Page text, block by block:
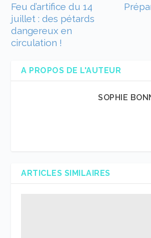
Feu d’artifice du 14
juillet : des pétards
dangereux en
circulation !
A PROPOS DE L'AUTEUR
SOPHIE
ARTICLES SIMILAIRES